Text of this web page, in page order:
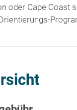
oder Cape Coast